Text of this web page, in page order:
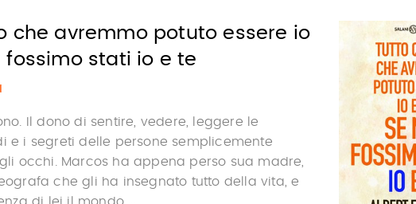
che avremmo potuto essere io
fossimo stati io e te
Il dono di sentire, vedere, leggere le
e i segreti delle persone semplicemente
occhi. Marcos ha appena perso sua madre,
che gli ha insegnato tutto della vita, e